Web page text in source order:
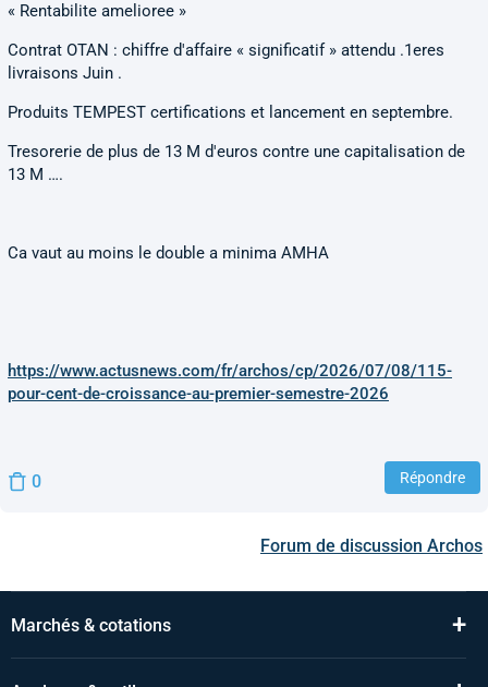
« Rentabilite amelioree »
Contrat OTAN : chiffre d'affaire « significatif » attendu .1eres
livraisons Juin .
Produits TEMPEST certifications et lancement en septembre.
Tresorerie de plus de 13 M d'euros contre une capitalisation de
13 M ….
Ca vaut au moins le double a minima AMHA
https://www.actusnews.com/fr/archos/cp/2026/07/08/115-
pour-cent-de-croissance-au-premier-semestre-2026
0 Répondre
Forum de discussion Archos
Marchés & cotations +